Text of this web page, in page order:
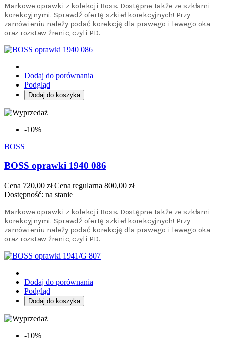
Markowe oprawki z kolekcji Boss. Dostępne także ze szkłami
korekcyjnymi. Sprawdź ofertę szkieł korekcyjnych! Przy
zamówieniu należy podać korekcję dla prawego i lewego oka
oraz rozstaw źrenic, czyli PD.
Dodaj do porównania
Podgląd
Dodaj do koszyka
-10%
BOSS
BOSS oprawki 1940 086
Cena 720,00 zł Cena regularna 800,00 zł
Dostępność: na stanie
Markowe oprawki z kolekcji Boss. Dostępne także ze szkłami
korekcyjnymi. Sprawdź ofertę szkieł korekcyjnych! Przy
zamówieniu należy podać korekcję dla prawego i lewego oka
oraz rozstaw źrenic, czyli PD.
Dodaj do porównania
Podgląd
Dodaj do koszyka
-10%